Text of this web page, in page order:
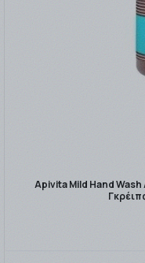
Apivita Mild Hand